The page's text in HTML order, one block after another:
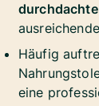
Häufig
eine